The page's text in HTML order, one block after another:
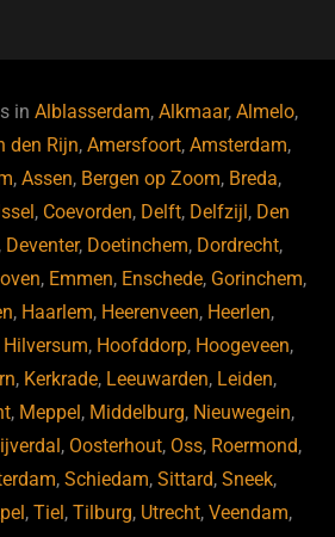
inAlblasserdam,Alkmaar,Almelo,
den Rijn,Amersfoort,Amsterdam,
,Assen, Bergen op Zoom, Breda,
, Coevorden, Delft, Delfzijl, Den
, Deventer, Doetinchem, Dordrecht,
, Emmen, Enschede, Gorinchem,
, Haarlem, Heerenveen, Heerlen,
Hilversum, Hoofddorp, Hoogeveen,
, Kerkrade, Leeuwarden, Leiden,
, Meppel, Middelburg, Nieuwegein,
, Oosterhout, Oss, Roermond,
, Schiedam, Sittard, Sneek,
,Tiel,Tilburg, Utrecht,Veendam,